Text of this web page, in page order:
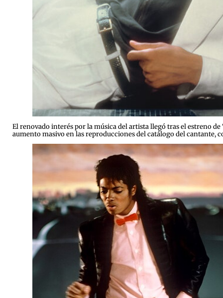
El renovado interés por la música del artista llegó tras el estreno
aumento masivo en las reproducciones del catálogo del cantante,